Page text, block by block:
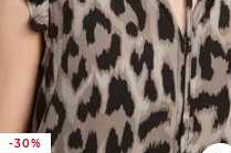
-30%